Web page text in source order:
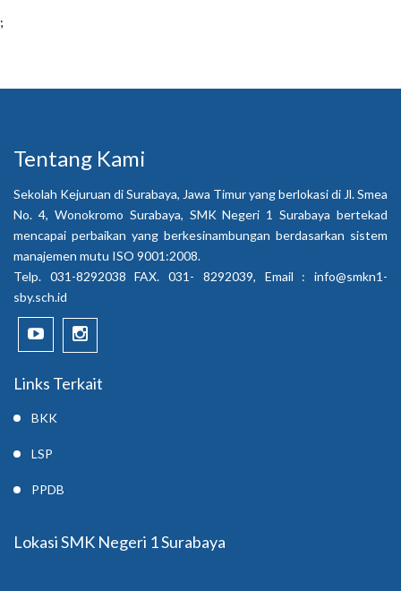
;
Tentang Kami
Sekolah Kejuruan di Surabaya, Jawa Timur yang berlokasi di Jl. Smea
No. 4, Wonokromo Surabaya, SMK Negeri 1 Surabaya bertekad
mencapai perbaikan yang berkesinambungan berdasarkan sistem
manajemen mutu ISO 9001:2008.
Telp. 031-8292038 FAX. 031- 8292039, Email : info@smkn1-
sby.sch.id
Links Terkait
BKK
LSP
PPDB
Lokasi SMK Negeri 1 Surabaya